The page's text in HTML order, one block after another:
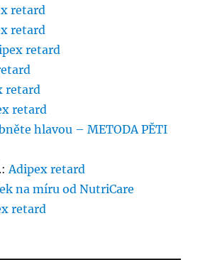
retard
retard
retard
retard
retard
hlavou – METODA PĚTI
:Adipex retard
na míru od NutriCare
retard